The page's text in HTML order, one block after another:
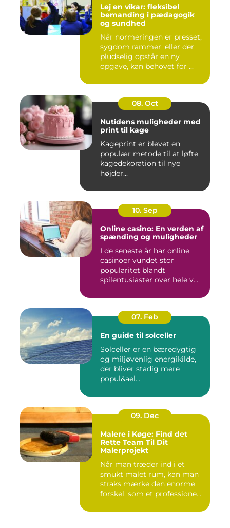
Lej en vikar: fleksibel
bemanding i pædagogik
og sundhed
Når normeringen er presset,
sygdom rammer, eller der
pludselig opstår en ny
opgave, kan behovet for ...
08. Oct
Nutidens muligheder med
print til kage
Kageprint er blevet en
populær metode til at løfte
kagedekoration til nye
højder...
10. Sep
Online casino: En verden af
spænding og muligheder
I de seneste år har online
casinoer vundet stor
popularitet blandt
spilentusiaster over hele v...
07. Feb
En guide til solceller
Solceller er en bæredygtig
og miljøvenlig energikilde,
der bliver stadig mere
popul&ael...
09. Dec
Malere i Køge: Find det
Rette Team Til Dit
Malerprojekt
Når man træder ind i et
smukt malet rum, kan man
straks mærke den enorme
forskel, som et professione...